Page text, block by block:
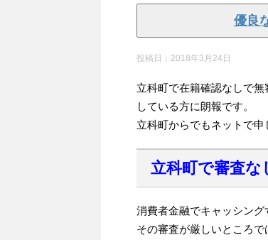
優良
投稿日： 2018年3月24日
立科町で在籍確認なしで
している方に朗報です。
立科町からでもネットで
立科町で審査な
消費者金融でキャッシング
その審査が厳しいところ